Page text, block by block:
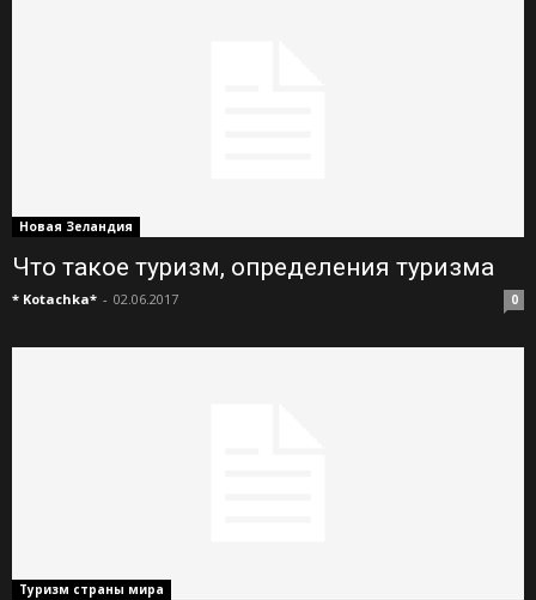
Новая Зеландия
Что такое туризм, определения туризма
* Kotachka* - 02.06.2017 0
Туризм страны мира